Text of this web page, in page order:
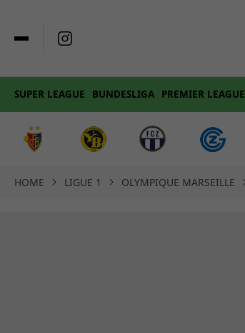
SUPER LEAGUE BUNDESLIGA PREMIER LEAGUE
HOME LIGUE 1 OLYMPIQUE MARSEILLE